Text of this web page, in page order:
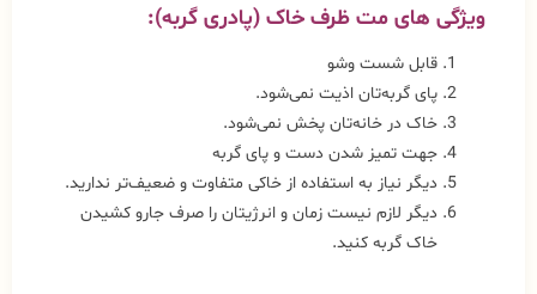
ویژگی های مت ظرف خاک (پادری گربه):
قابل شست وشو
پای گربه‌‎تان اذیت نمی‌شود.
خاک در خانه‌تان پخش نمی‌شود.
جهت تمیز شدن دست و پای گربه
دیگر نیاز به استفاده از خاکی متفاوت و ضعیف‌تر ندارید.
دیگر لازم نیست زمان و انرژیتان را صرف جارو کشیدن
خاک گربه کنید.